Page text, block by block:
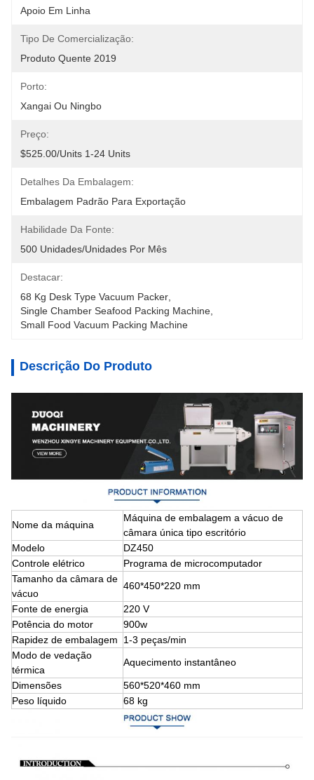
Apoio Em Linha
Tipo De Comercialização:
Produto Quente 2019
Porto:
Xangai Ou Ningbo
Preço:
$525.00/units 1-24 Units
Detalhes Da Embalagem:
Embalagem Padrão Para Exportação
Habilidade Da Fonte:
500 Unidades/unidades Por Mês
Destacar:
68 Kg Desk Type Vacuum Packer
Single Chamber Seafood Packing Machine
Small Food Vacuum Packing Machine
Descrição Do Produto
Nome da máquina
Máquina de embalagem a vácuo de
câmara única tipo escritório
Modelo
DZ450
Controle elétrico
Programa de microcomputador
Tamanho da câmara de
vácuo
460*450*220 mm
Fonte de energia
220 V
Potência do motor
900w
Rapidez de embalagem
1-3 peças/min
Modo de vedação
térmica
Aquecimento instantâneo
Dimensões
560*520*460 mm
Peso líquido
68 kg